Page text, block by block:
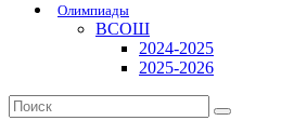
Олимпиады
ВСОШ
2024-2025
2025-2026